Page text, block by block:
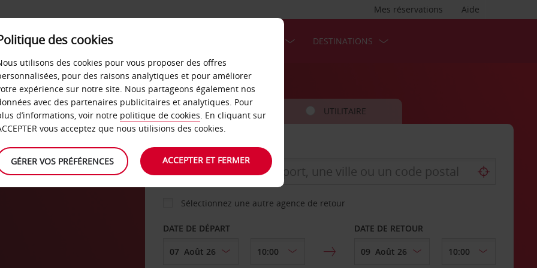
Aide
Mes réservations
LIBRE-SERVICE DESTINATIONS
VOITURE UTILITAIRE
AGENCE DE DÉPART
Sélectionnez une autre agence de retour
DATE DE DÉPART DATE DE RETOUR
des cookies
utilisons des cookies pour vous proposer des offres
pour des raisons analytiques et pour améliorer
expérience sur notre site. Nous partageons également nos
avec des partenaires publicitaires et analytiques. Pour
d’informations, voir notre politique de cookies. En cliquant sur
vous acceptez que nous utilisions des cookies.
GÉRER VOS PRÉFÉRENCES ACCEPTER ET FERMER